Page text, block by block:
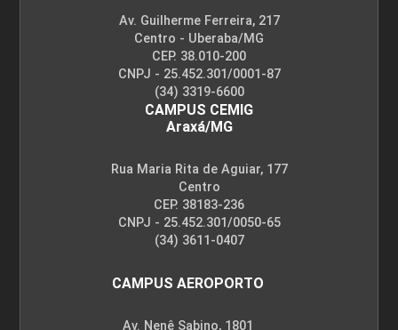
Av. Guilherme Ferreira, 217
Centro - Uberaba/MG
CEP. 38.010-200
CNPJ - 25.452.301/0001-87
(34) 3319-6600
CAMPUS CEMIG
Araxá/MG
Rua Maria Rita de Aguiar, 177
Centro
CEP. 38183-236
CNPJ - 25.452.301/0050-65
(34) 3611-0407
CAMPUS AEROPORTO
Av. Nenê Sabino, 1801